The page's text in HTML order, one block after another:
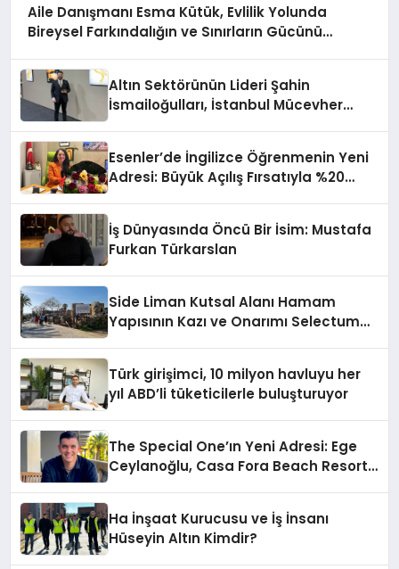
Aile Danışmanı Esma Kütük, Evlilik Yolunda
Bireysel Farkındalığın ve Sınırların Gücünü
Altın Sektörünün Lideri Şahin
İsmailoğulları, İstanbul Mücevher
Esenler’de İngilizce Öğrenmenin Yeni
Adresi: Büyük Açılış Fırsatıyla %20
İş Dünyasında Öncü Bir İsim: Mustafa
Furkan Türkarslan
Side Liman Kutsal Alanı Hamam
Yapısının Kazı ve Onarımı Selectum
Türk girişimci, 10 milyon havluyu her
yıl ABD’li tüketicilerle buluşturuyor
The Special One’ın Yeni Adresi: Ege
Ceylanoğlu, Casa Fora Beach Resort
Ha İnşaat Kurucusu ve İş İnsanı
Hüseyin Altın Kimdir?